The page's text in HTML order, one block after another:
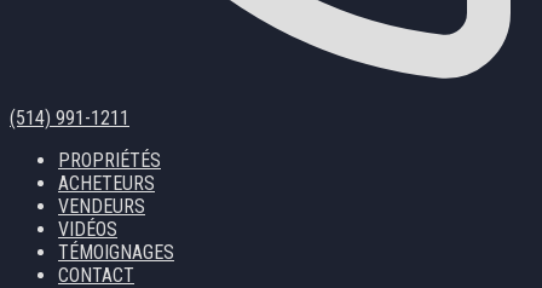
(514) 991-1211
PROPRIÉTÉS
ACHETEURS
VENDEURS
VIDÉOS
TÉMOIGNAGES
CONTACT